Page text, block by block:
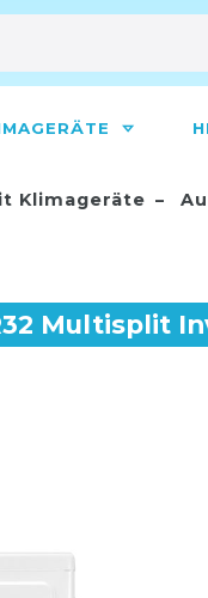
Klimageräte
Multisplit